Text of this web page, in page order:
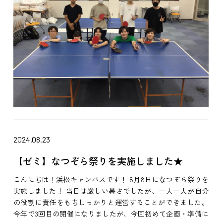
2024.08.23
【ゼミ】なつぞら祭りを実施しました★
こんにちは！浜松キャンパスです！ 8月8日になつぞら祭りを
実施しました！ 当日は厳しい暑さでしたが、一人一人が自分
の役割に責任をもちしっかりと運営することができました。
今年で3回目の開催になりましたが、今回初めて企画・準備に